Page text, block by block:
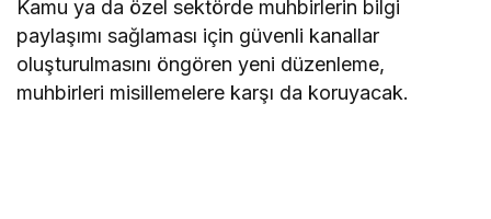
Kamu ya da özel sektörde muhbirlerin bilgi
paylaşımı sağlaması için güvenli kanallar
oluşturulmasını öngören yeni düzenleme,
muhbirleri misillemelere karşı da koruyacak.